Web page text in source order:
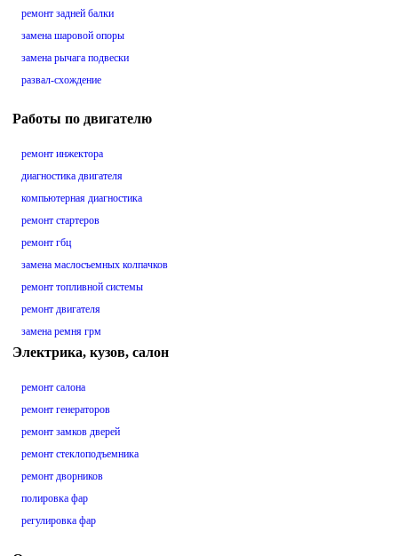
ремонт задней балки
замена шаровой опоры
замена рычага подвески
развал-схождение
Работы по двигателю
ремонт инжектора
диагностика двигателя
компьютерная диагностика
ремонт стартеров
ремонт гбц
замена маслосъемных колпачков
ремонт топливной системы
ремонт двигателя
замена ремня грм
Электрика, кузов, салон
ремонт салона
ремонт генераторов
ремонт замков дверей
ремонт стеклоподъемника
ремонт дворников
полировка фар
регулировка фар